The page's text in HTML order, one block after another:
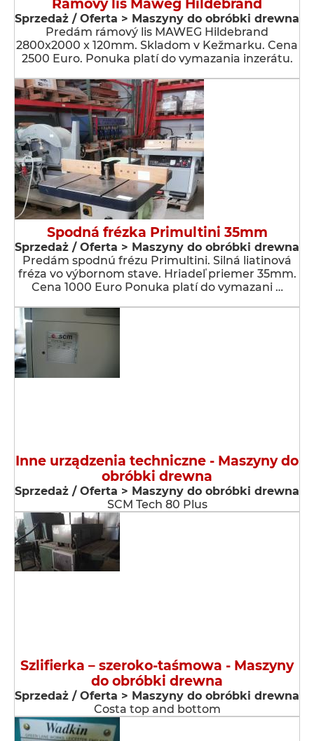
Rámový lis Maweg Hildebrand
Sprzedaż / Oferta > Maszyny do obróbki drewna
Predám rámový lis MAWEG Hildebrand
2800x2000 x 120mm. Skladom v Kežmarku. Cena
2500 Euro. Ponuka platí do vymazania inzerátu.
Spodná frézka Primultini 35mm
Sprzedaż / Oferta > Maszyny do obróbki drewna
Predám spodnú frézu Primultini. Silná liatinová
fréza vo výbornom stave. Hriadeľ priemer 35mm.
Cena 1000 Euro Ponuka platí do vymazani …
Inne urządzenia techniczne - Maszyny do
obróbki drewna
Sprzedaż / Oferta > Maszyny do obróbki drewna
SCM Tech 80 Plus
Szlifierka – szeroko-taśmowa - Maszyny
do obróbki drewna
Sprzedaż / Oferta > Maszyny do obróbki drewna
Costa top and bottom